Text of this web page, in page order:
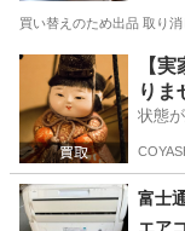
買い替えのため出品 取り
愛知 名古屋市 左
【
りま
状態
富士